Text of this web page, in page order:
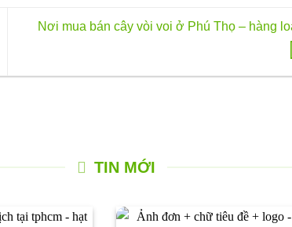
Nơi mua bán cây vòi voi ở Phú Thọ – hàng
TIN MỚI